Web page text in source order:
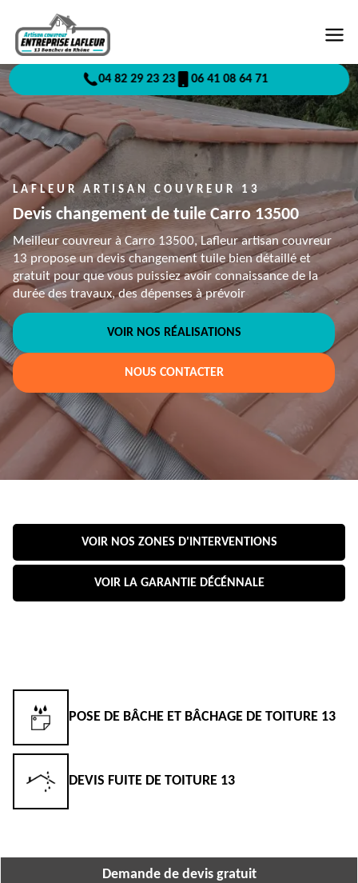
04 82 29 23 23 06 41 08 64 71
LAFLEUR ARTISAN COUVREUR 13
Devis changement de tuile Carro 13500
Meilleur couvreur à Carro 13500, Lafleur artisan couvreur
13 propose un devis changement tuile bien détaillé et
gratuit pour que vous puissiez avoir connaissance de la
durée des travaux, des dépenses à prévoir
VOIR NOS RÉALISATIONS
NOUS CONTACTER
VOIR NOS ZONES D'INTERVENTIONS
VOIR LA GARANTIE DÉCÉNNALE
POSE DE BÂCHE ET BÂCHAGE DE TOITURE 13
DEVIS FUITE DE TOITURE 13
Demande de devis gratuit